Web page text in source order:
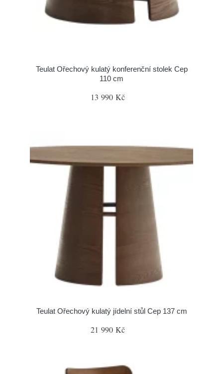
Teulat Ořechový kulatý konferenční stolek Cep
110 cm
13 990 Kč
Teulat Ořechový kulatý jídelní stůl Cep 137 cm
21 990 Kč